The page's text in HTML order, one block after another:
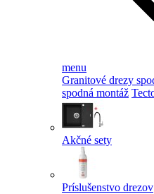
menu
Granitové drezy
spodná montáž
Akčné sety
Príslušenstvo drezov